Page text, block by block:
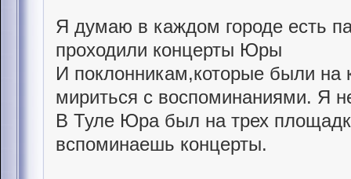
Я думаю в каждом городе есть
проходили концерты Юры
И поклонникам,которые были на
мириться с воспоминаниями. Я
В Туле Юра был на трех
вспоминаешь концерты.